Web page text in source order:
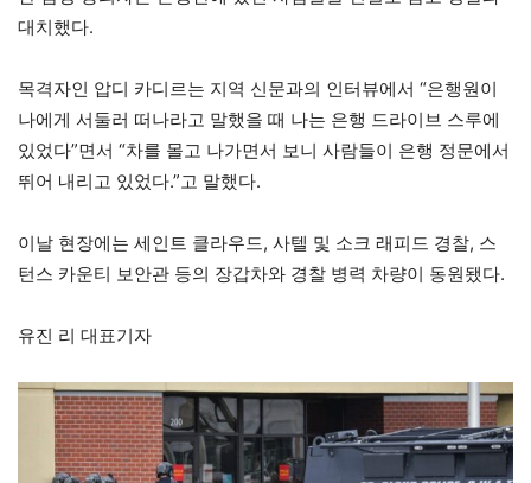
대치했다.
목격자인 압디 카디르는 지역 신문과의 인터뷰에서 “은행원이
나에게 서둘러 떠나라고 말했을 때 나는 은행 드라이브 스루에
있었다”면서 “차를 몰고 나가면서 보니 사람들이 은행 정문에서
뛰어 내리고 있었다.”고 말했다.
이날 현장에는 세인트 클라우드, 사텔 및 소크 래피드 경찰, 스
턴스 카운티 보안관 등의 장갑차와 경찰 병력 차량이 동원됐다.
유진 리 대표기자